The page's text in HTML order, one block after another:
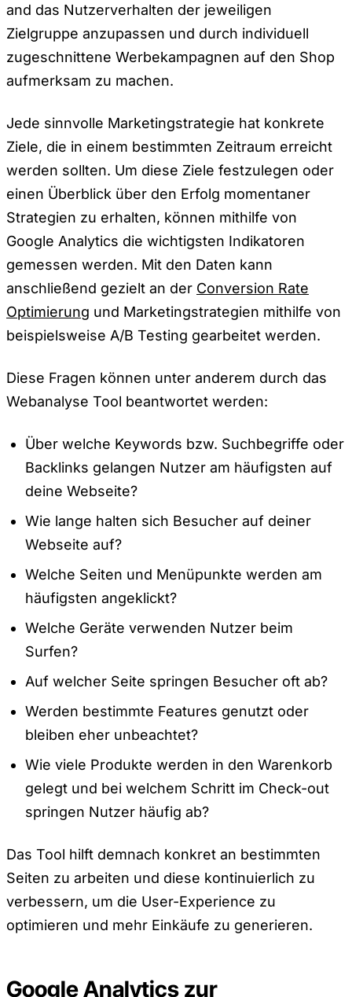
and das Nutzerverhalten der jeweiligen
Zielgruppe anzupassen und durch individuell
zugeschnittene Werbekampagnen auf den Shop
aufmerksam zu machen.
Jede sinnvolle Marketingstrategie hat konkrete
Ziele, die in einem bestimmten Zeitraum erreicht
werden sollten. Um diese Ziele festzulegen oder
einen Überblick über den Erfolg momentaner
Strategien zu erhalten, können mithilfe von
Google Analytics die wichtigsten Indikatoren
gemessen werden. Mit den Daten kann
anschließend gezielt an der Conversion Rate
Optimierung und Marketingstrategien mithilfe von
beispielsweise A/B Testing gearbeitet werden.
Diese Fragen können unter anderem durch das
Webanalyse Tool beantwortet werden:
Über welche Keywords bzw. Suchbegriffe oder
Backlinks gelangen Nutzer am häufigsten auf
deine Webseite?
Wie lange halten sich Besucher auf deiner
Webseite auf?
Welche Seiten und Menüpunkte werden am
häufigsten angeklickt?
Welche Geräte verwenden Nutzer beim
Surfen?
Auf welcher Seite springen Besucher oft ab?
Werden bestimmte Features genutzt oder
bleiben eher unbeachtet?
Wie viele Produkte werden in den Warenkorb
gelegt und bei welchem Schritt im Check-out
springen Nutzer häufig ab?
Das Tool hilft demnach konkret an bestimmten
Seiten zu arbeiten und diese kontinuierlich zu
verbessern, um die User-Experience zu
optimieren und mehr Einkäufe zu generieren.
Google Analytics zur